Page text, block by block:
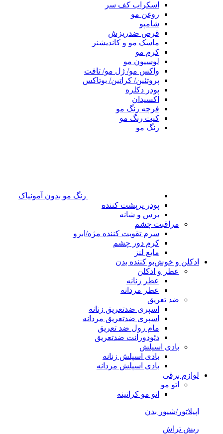
اسکراب کف سر
روغن مو
شامپو
قرص ضدریزش
ماسک مو و کاندیشنر
کرم مو
لوسیون مو
واکس مو/ ژل مو/ تافت
پروتئین/ کراتین/ بوتاکس
پودر دکلره
اکسیدان
فرچه رنگ مو
کیت رنگ مو
رنگ مو
رنگ مو بدون آمونیاک
پودر پرپشت کننده
برس و شانه
مراقبت چشم
سرم تقویت کننده مژه/ابرو
کرم دور چشم
مایع لنز
ادکلن و خوش‌بو کننده بدن
عطر و ادکلن
عطر زنانه
عطر مردانه
ضد تعریق
اسپری ضدتعریق زنانه
اسپری ضدتعریق مردانه
مام رول ضد تعریق
دئودورانت ضدتعریق
بادی اسپلش
بادی اسپلش زنانه
بادی اسپلش مردانه
لوازم برقی
اتو مو
اتو مو کراتینه
اپیلاتور/شیور بدن
ریش تراش